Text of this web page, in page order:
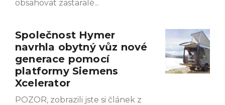
obsahovat zastaralé
Společnost Hymer
navrhla obytný vůz nové
generace pomocí
platformy Siemens
Xcelerator
POZOR, zobrazili jste si článek z